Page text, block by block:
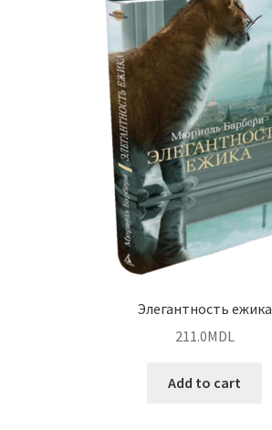
Элегантность ежика
211.0MDL
Add to cart